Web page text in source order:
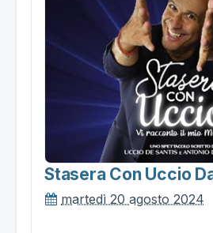
Stasera Con Uccio
martedì 20 agosto 2024